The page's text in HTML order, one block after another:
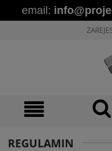
email:
REGULAMIN